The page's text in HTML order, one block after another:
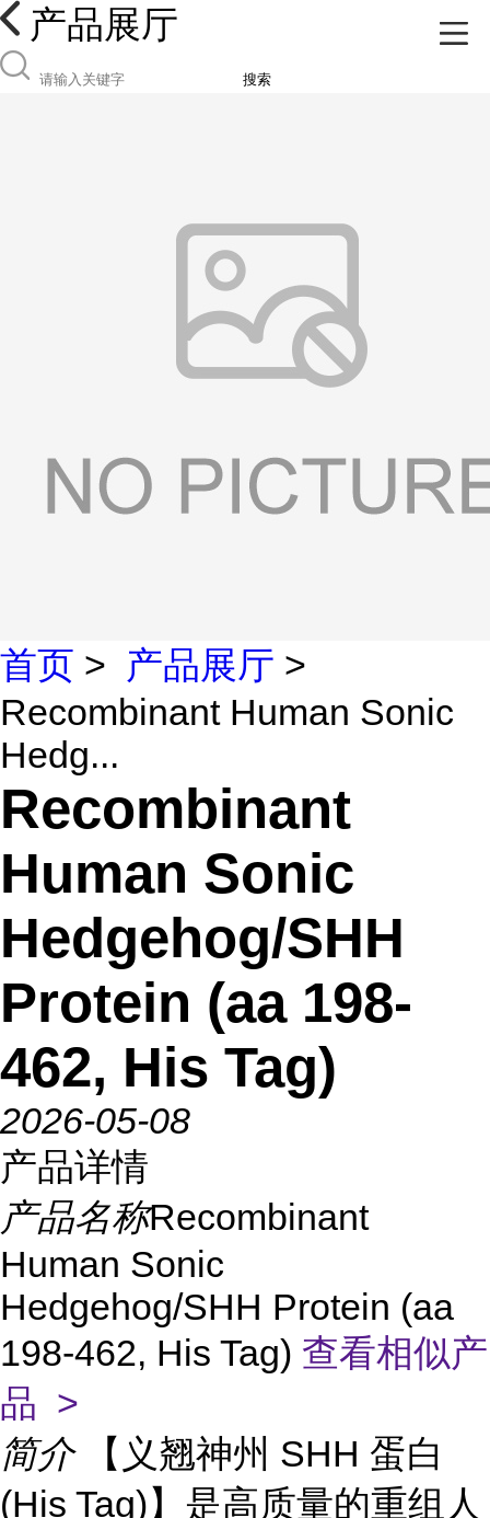
产品展厅
搜索
首页 > 产品展厅 >
Recombinant Human Sonic
Hedg...
Recombinant
Human Sonic
Hedgehog/SHH
Protein (aa 198-
462, His Tag)
2026-05-08
产品详情
产品名称Recombinant
Human Sonic
Hedgehog/SHH Protein (aa
198-462, His Tag) 查看相似产
品 >
简介
【义翘神州 SHH 蛋白
(His Tag)】是高质量的重组人